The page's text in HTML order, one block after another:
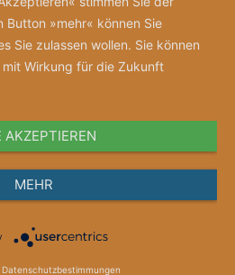
Button »mehr« können Sie
Sie zulassen wollen. Sie können
Wirkung für die Zukunft
AKZEPTIEREN
MEHR
Datenschutzbestimmungen